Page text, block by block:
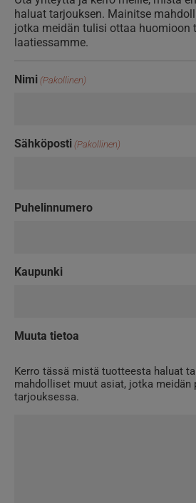
haluat tarjouksen. Mainitse
jotka meidän tulisi ottaa huomioon
laatiessamme.
Nimi (Pakollinen)
Sähköposti (Pakollinen)
Puhelinnumero
Kaupunki
Muuta tietoa
Kerro tässä mistä tuotteesta haluat
mahdolliset muut asiat, jotka meidän
tarjouksessa.